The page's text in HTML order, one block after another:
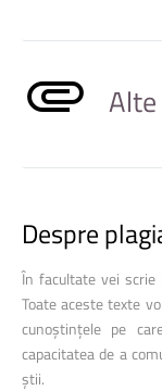
Fișa de înscriere
Cerere de înscriere
Declarație privind
Informare privind
Coperta nouă -
Ghid de redactare
Ghid de redactare
Ghid de redactare
franceză
Ghid de
germană
Despre
În facultate vei scrie
Toate aceste texte
cunoștințele pe
capacitatea de a
știi.